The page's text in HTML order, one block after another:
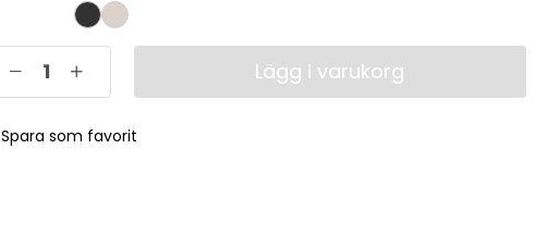
Lägg i varukorg
Spara som favorit